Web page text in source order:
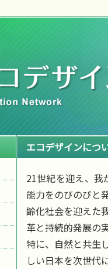
エコデザインにつ
21世紀を迎え、
能力をのびのびと
齢化社会を迎えた
革と持続的発展の
特に、自然と共生
しい日本を次世代